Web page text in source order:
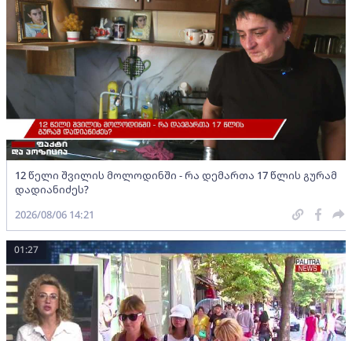
12 წელი შვილის მოლოდინში - რა დემართა 17 წლის გურამ
დადიანიძეს?
2026/08/06 14:21
01:27